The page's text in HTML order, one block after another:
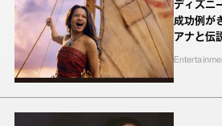
ディズニ
成功例が
アナと伝